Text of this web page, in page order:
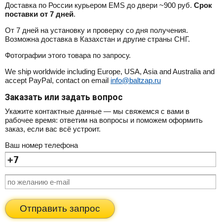
Доставка по России курьером EMS до двери ~900 руб. Срок
поставки от 7 дней.
От 7 дней на установку и проверку со дня получения.
Возможна доставка в Казахстан и другие страны СНГ.
Фотографии этого товара по запросу.
We ship worldwide including Europe, USA, Asia and Australia and
accept PayPal, contact on email info@baltzap.ru
Заказать или задать вопрос
Укажите контактные данные — мы свяжемся с вами в
рабочее время: ответим на вопросы и поможем оформить
заказ, если вас всё устроит.
Ваш номер телефона
Отправить запрос